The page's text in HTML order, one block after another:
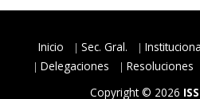
Inicio Sec. Gral.
Delegaciones
Resoluciones
Copyright © 2026